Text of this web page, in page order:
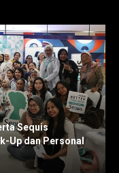
Sequis
Up dan Personal